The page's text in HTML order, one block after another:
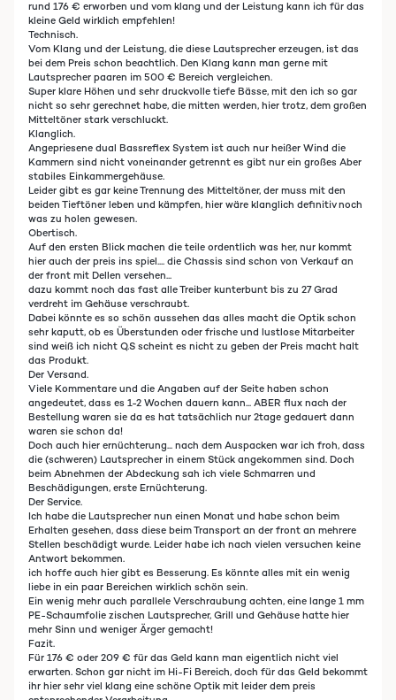
rund 176 € erworben und vom klang und der Leistung kann ich für das
kleine Geld wirklich empfehlen!
Technisch.
Vom Klang und der Leistung, die diese Lautsprecher erzeugen, ist das
bei dem Preis schon beachtlich. Den Klang kann man gerne mit
Lautsprecher paaren im 500 € Bereich vergleichen.
Super klare Höhen und sehr druckvolle tiefe Bässe, mit den ich so gar
nicht so sehr gerechnet habe, die mitten werden, hier trotz, dem großen
Mitteltöner stark verschluckt.
Klanglich.
Angepriesene dual Bassreflex System ist auch nur heißer Wind die
Kammern sind nicht voneinander getrennt es gibt nur ein großes Aber
stabiles Einkammergehäuse.
Leider gibt es gar keine Trennung des Mitteltöner, der muss mit den
beiden Tieftöner leben und kämpfen, hier wäre klanglich definitiv noch
was zu holen gewesen.
Obertisch.
Auf den ersten Blick machen die teile ordentlich was her, nur kommt
hier auch der preis ins spiel.... die Chassis sind schon von Verkauf an
der front mit Dellen versehen...
dazu kommt noch das fast alle Treiber kunterbunt bis zu 27 Grad
verdreht im Gehäuse verschraubt.
Dabei könnte es so schön aussehen das alles macht die Optik schon
sehr kaputt, ob es Überstunden oder frische und lustlose Mitarbeiter
sind weiß ich nicht Q.S scheint es nicht zu geben der Preis macht halt
das Produkt.
Der Versand.
Viele Kommentare und die Angaben auf der Seite haben schon
angedeutet, dass es 1-2 Wochen dauern kann... ABER flux nach der
Bestellung waren sie da es hat tatsächlich nur 2tage gedauert dann
waren sie schon da!
Doch auch hier ernüchterung... nach dem Auspacken war ich froh, dass
die (schweren) Lautsprecher in einem Stück angekommen sind. Doch
beim Abnehmen der Abdeckung sah ich viele Schmarren und
Beschädigungen, erste Ernüchterung.
Der Service.
Ich habe die Lautsprecher nun einen Monat und habe schon beim
Erhalten gesehen, dass diese beim Transport an der front an mehrere
Stellen beschädigt wurde. Leider habe ich nach vielen versuchen keine
Antwort bekommen.
ich hoffe auch hier gibt es Besserung. Es könnte alles mit ein wenig
liebe in ein paar Bereichen wirklich schön sein.
Ein wenig mehr auch parallele Verschraubung achten, eine lange 1 mm
PE-Schaumfolie zischen Lautsprecher, Grill und Gehäuse hatte hier
mehr Sinn und weniger Ärger gemacht!
Fazit.
Für 176 € oder 209 € für das Geld kann man eigentlich nicht viel
erwarten. Schon gar nicht im Hi-Fi Bereich, doch für das Geld bekommt
ihr hier sehr viel klang eine schöne Optik mit leider dem preis